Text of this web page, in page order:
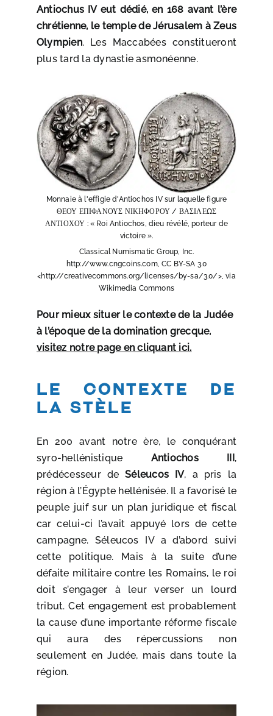
Antiochus IV eut dédié, en 168 avant l’ère
chrétienne, le temple de Jérusalem à Zeus
Olympien. Les Maccabées constitueront
plus tard la dynastie asmonéenne.
Monnaie à l'effigie d'Antiochos IV sur laquelle figure
ΘΕΟΥ ΕΠΙΦΑΝΟΥΣ ΝΙΚΗΦΟΡΟΥ / ΒΑΣΙΛΕΩΣ
ΑΝΤΙΟΧΟΥ : « Roi Antiochos, dieu révélé, porteur de
victoire ».
Classical Numismatic Group, Inc.
http://www.cngcoins.com, CC BY-SA 3.0
<http://creativecommons.org/licenses/by-sa/3.0/>, via
Wikimedia Commons
Pour mieux situer le contexte de la Judée
à l’époque de la domination grecque,
visitez notre page en cliquant ici.
Le contexte de
la stèle
En 200 avant notre ère, le conquérant
syro-hellénistique Antiochos III,
prédécesseur deSéleucos IV, a pris la
région à l’Égypte hellénisée. Il a favorisé le
peuple juif sur un plan juridique et fiscal
car celui-ci l’avait appuyé lors de cette
campagne. Séleucos IV a d’abord suivi
cette politique. Mais à la suite d’une
défaite militaire contre les Romains, le roi
doit s’engager à leur verser un lourd
tribut. Cet engagement est probablement
la cause d’une importante réforme fiscale
qui aura des répercussions non
seulement en Judée, mais dans toute la
région.